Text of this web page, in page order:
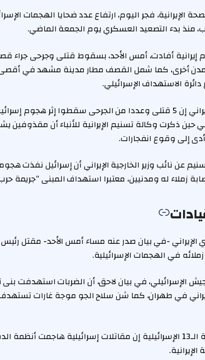
منذ بدء التصعيد العسكري يوم الجمعة الماضي.
إيرانية أفادت، أمس الأحد، بسقوط قتلى وجرحى جراء
أخرى، كما شمل القصف مطار مدينة مشهد في
الاستهداف الإسرائيلي.
وقال التلفزيون الإيراني إن 5 قتلى وعددا من الجرحى سقطوا
ذكرت وكالة تسنيم الإيرانية للأنباء أن مقذوفين
إلى وقوع انفجارات.
عن نائب وزير الخارجية الإيراني أن إسرائيل نفذت
زملاء له ومدنيين، معتبرا استهداف المبنى “جريمة
الإيراني -في بيان صدر عنه مساء أمس الأحد- مقتل
في الهجمات الإسرائيلية.
الإسرائيلي، في بيان لاحق، أن الضربات استهدفت
في طهران، كما شن سلاح الجو موجة غارات
بدورها، قالت القناة الـ13 الإسرائيلية إن مقاتلات إسرائيلية